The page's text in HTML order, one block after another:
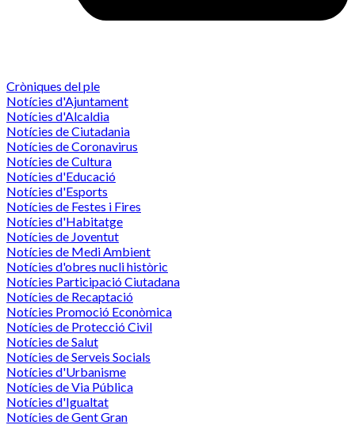
Cròniques del ple
Notícies d'Ajuntament
Notícies d'Alcaldia
Notícies de Ciutadania
Notícies de Coronavirus
Notícies de Cultura
Notícies d'Educació
Notícies d'Esports
Notícies de Festes i Fires
Notícies d'Habitatge
Notícies de Joventut
Notícies de Medi Ambient
Notícies d'obres nucli històric
Notícies Participació Ciutadana
Notícies de Recaptació
Notícies Promoció Econòmica
Notícies de Protecció Civil
Notícies de Salut
Notícies de Serveis Socials
Notícies d'Urbanisme
Notícies de Via Pública
Notícies d'Igualtat
Notícies de Gent Gran